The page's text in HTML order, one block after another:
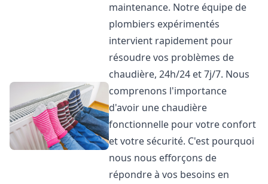
maintenance. Notre équipe de
plombiers expérimentés
intervient rapidement pour
résoudre vos problèmes de
chaudière, 24h/24 et 7j/7. Nous
comprenons l'importance
d'avoir une chaudière
fonctionnelle pour votre confort
et votre sécurité. C'est pourquoi
nous nous efforçons de
répondre à vos besoins en